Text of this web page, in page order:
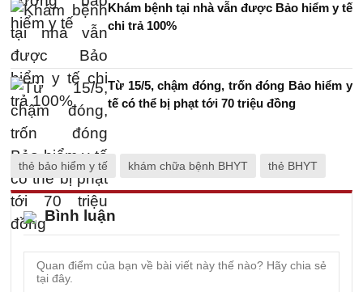
Khám bệnh tại nhà vẫn được Bảo hiểm y tế
chi trả 100%
Từ 15/5, chậm đóng, trốn đóng Bảo hiểm y
tế có thể bị phạt tới 70 triệu đồng
thẻ bảo hiểm y tế khám chữa bệnh BHYT thẻ BHYT
Bình luận